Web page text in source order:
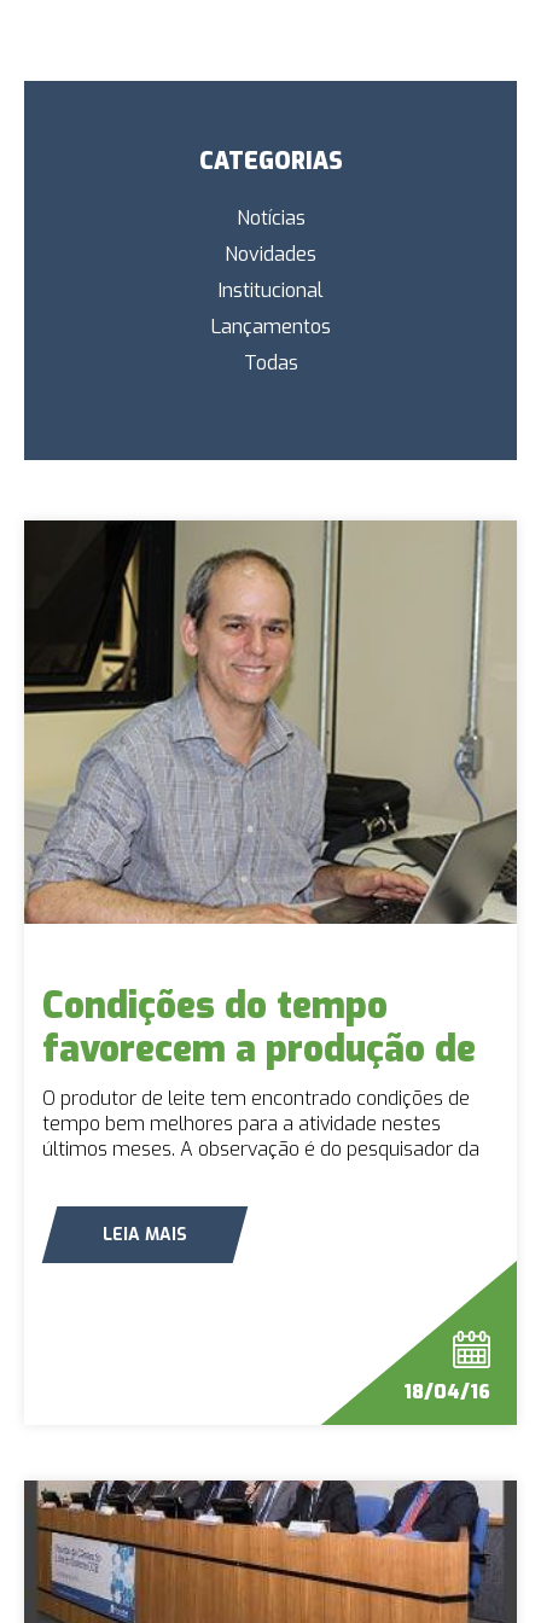
Condições do tempo
favorecem a produção de
leite
18/04/16
O produtor de leite tem encontrado condições de
tempo bem melhores para a atividade nestes
últimos meses. A observação é do pesquisador da
final de 2015 e em janeiro desse ano, verificam-se
condições mais favoráveis à pecuária de leite
LEIA MAIS
CATEGORIAS
Notícias
Novidades
Institucional
Lançamentos
Todas